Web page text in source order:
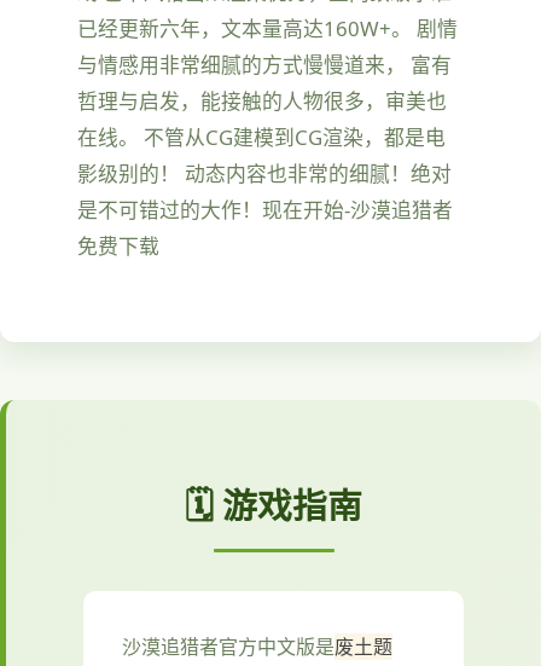
已经更新六年，文本量高达160W+。 剧情
与情感用非常细腻的方式慢慢道来， 富有
哲理与启发，能接触的人物很多，审美也
在线。 不管从CG建模到CG渲染，都是电
影级别的！ 动态内容也非常的细腻！绝对
是不可错过的大作！现在开始-沙漠追猎者
免费下载
🗓️ 游戏指南
沙漠追猎者官方中文版是废土题